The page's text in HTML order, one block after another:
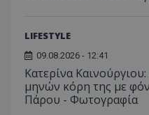
LIFESTYLE
09.08.2026 - 12:41
Κατερίνα
μηνών κόρη της με
Πάρου - Φωτογραφία
βασικές λειτουργίες
Ο ιστότοπος δεν
χωρίς τα απολύτως
Ονοματεπώνυμο
usprivacy